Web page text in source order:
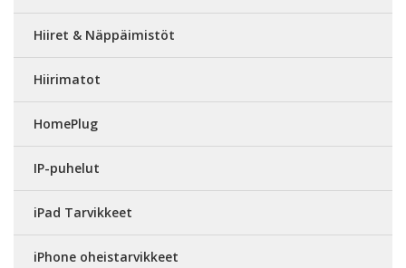
Hiiret & Näppäimistöt
Hiirimatot
HomePlug
IP-puhelut
iPad Tarvikkeet
iPhone oheistarvikkeet